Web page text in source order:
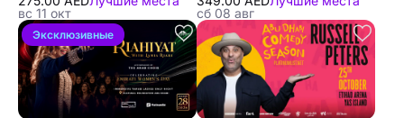
вс 11 окт
сб 08 авг
Эксклюзивные